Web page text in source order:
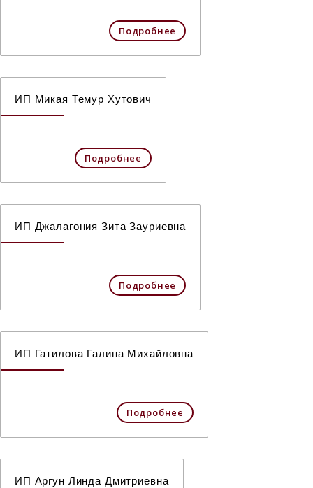
Подробнее
ИП Микая Темур Хутович
Подробнее
ИП Джалагония Зита Зауриевна
Подробнее
ИП Гатилова Галина Михайловна
Подробнее
ИП Аргун Линда Дмитриевна